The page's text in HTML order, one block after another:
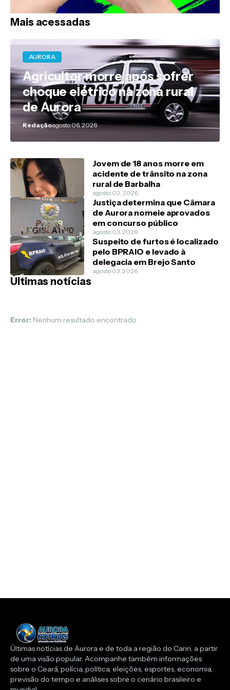
Mais acessadas
AURORA
Agricultor morre após sofrer
choque elétrico na zona rural
de Aurora
Redaçãoagosto 06, 2026
Jovem de 18 anos morre em
acidente de trânsito na zona
rural de Barbalha
agosto 02, 2026
Justiça determina que Câmara
de Aurora nomeie aprovados
em concurso público
agosto 03, 2026
Suspeito de furtos é localizado
pelo BPRAIO e levado à
delegacia em Brejo Santo
agosto 03, 2026
Últimas notícias
Error: Nenhum resultado encontrado
Últimas notícias de Aurora e de toda a região do Cariri, a partir
de uma visão popular. Acompanhe também informações
sobre o Ceará, polícia, política, eleições, esportes, economia,
previsão do tempo e análises sobre o cenário brasileiro e